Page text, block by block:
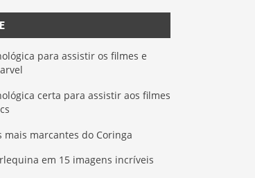
para assistir os filmes e
certa para assistir aos filmes
mais marcantes do Coringa
em 15 imagens incríveis